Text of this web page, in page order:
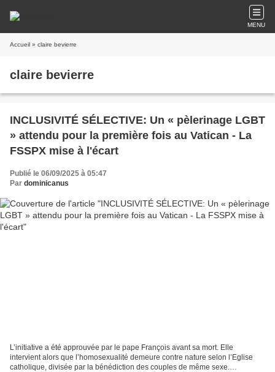
MENU
Accueil » claire bevierre
claire bevierre
INCLUSIVITÉ SÉLECTIVE: Un « pèlerinage LGBT
» attendu pour la première fois au Vatican - La
FSSPX mise à l'écart
Publié le 06/09/2025 à 05:47
Par dominicanus
L’initiative a été approuvée par le pape François avant sa mort. Elle
intervient alors que l’homosexualité demeure contre nature selon l’Eglise
catholique, divisée par la bénédiction des couples de même sexe.